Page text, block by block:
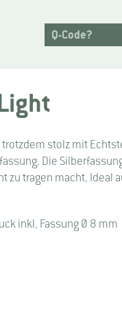
stolz mit
Die
zu tragen macht. Ideal
inkl. Fassung Ø 8 mm